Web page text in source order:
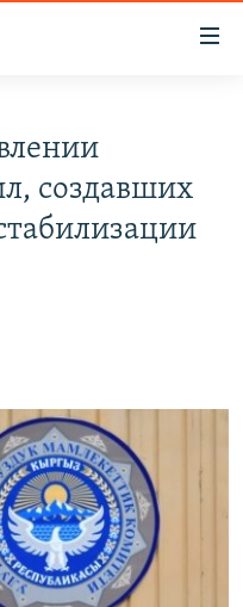
создавших